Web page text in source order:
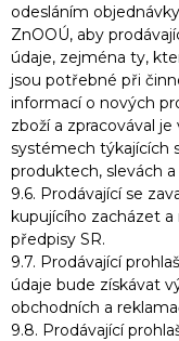
odesláním
ZnOOÚ, aby
údaje, zejména ty,
jsou potřebné při
informací o nových
zboží a zpracovával
systémech týkajících
produktech, slevách
9.6. Prodávající se
kupujícího zacházet
předpisy SR.
9.7. Prodávající
údaje bude získávat
obchodních a
9.8. Prodávající